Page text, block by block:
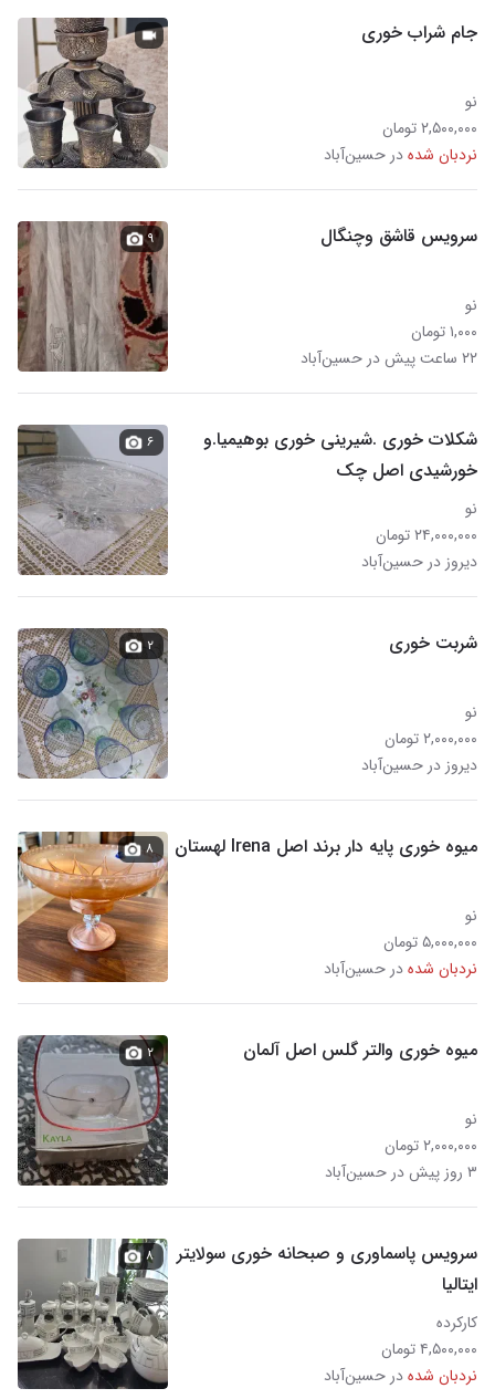
جام شراب خوری
نو
۲,۵۰۰,۰۰۰ تومان
نردبان شدهدر حسین‌آباد
سرویس قاشق وچنگال
نو
۱,۰۰۰ تومان
۲۲ ساعت پیش در حسین‌آباد
۹
شکلات خوری .شیرینی خوری بوهیمیا.و
خورشیدی اصل چک
نو
۲۴,۰۰۰,۰۰۰ تومان
دیروز در حسین‌آباد
۶
شربت خوری
نو
۲,۰۰۰,۰۰۰ تومان
دیروز در حسین‌آباد
۲
میوه خوری پایه دار برند اصل Irena لهستان
نو
۵,۰۰۰,۰۰۰ تومان
نردبان شدهدر حسین‌آباد
۸
میوه خوری والتر گلس اصل آلمان
نو
۲,۰۰۰,۰۰۰ تومان
۳ روز پیش در حسین‌آباد
۲
سرویس پاسماوری و صبحانه خوری سولایتر
ایتالیا
کارکرده
۴,۵۰۰,۰۰۰ تومان
نردبان شدهدر حسین‌آباد
۸